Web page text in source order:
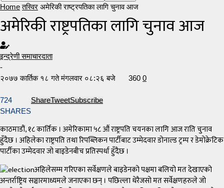
Home तस्विर अमेरिकी राष्ट्रपतिका लागि चुनाव आज
अमेरिकी राष्ट्रपतिका लागि चुनाव आज
इन्द्रेणी समाचारदाता
-
२०७७ कार्तिक १८ गते मंगलवार ०८:२६ बजे
360 0
724
SHARES
ShareTweetSubscribe
काठमाडौं, १८ कार्तिक । अमेरिकामा ५८ औं राष्ट्रपति चयनका लागि आज राति चुनाव
हुँदैछ । अहिलेका राष्ट्रपति तथा रिपब्लिकन पार्टीबाट उम्मेदवार डोनाल्ड ट्रम्प र डेमोक्रेटिक
पार्टीका उम्मेदवार जो बाइडेनबीच प्रतिस्पर्धा हुँदैछ ।
अहिलेसम्म गरिएका सर्वेक्षणले बाइडेनको पक्षमा बलियो मत देखाएको
अन्तर्राष्ट्रिय सञ्चारमाध्यमले जनाएका छन् । पछिल्ला धेरैजसो मत सर्वेक्षणहरुले जो